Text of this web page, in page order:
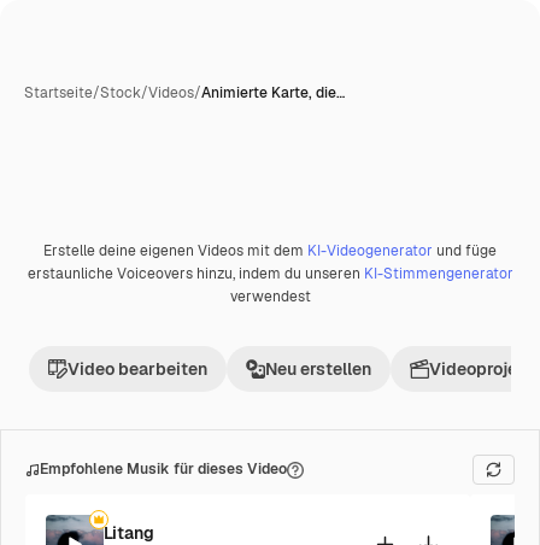
Startseite/Stock/Videos/Animierte Karte, die…
Premium
Erstelle deine eigenen Videos mit dem KI-Videogenerator und füge
erstaunliche Voiceovers hinzu, indem du unseren KI-Stimmengenerator
verwendest
Video bearbeiten Neu erstellen Videoprojekt
Empfohlene Musik für dieses Video
Litang